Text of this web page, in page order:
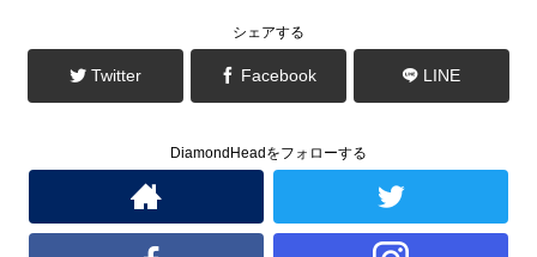
ド
で
き
シェアする
Twitter Facebook LINE
DiamondHeadをフォローする